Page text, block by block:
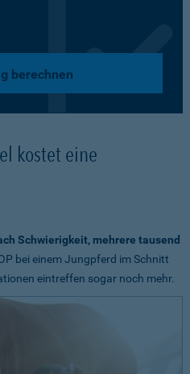
berechnen
kostet eine
Schwierigkeit, mehrere tausend
bei einem Jungpferd im Schnitt
eintreffen sogar noch mehr.